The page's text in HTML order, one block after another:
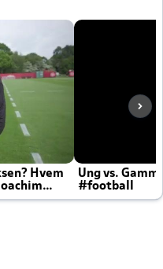
Hvem
Ung vs.
#football